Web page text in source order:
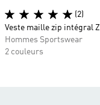
(2)
Veste maille zip intégral
Hommes Sportswear
2 couleurs